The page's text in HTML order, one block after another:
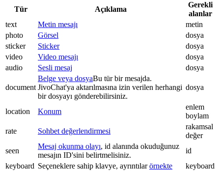
Tür Açıklama
Gerekli
alanlar
text
Metin mesajı
metin
photo
Görsel
dosya
sticker
Sticker
dosya
video
Video mesajı
dosya
audio
Sesli mesaj dosya
document
Belge veya dosyaBu tür bir mesajda.
JivoChat'ya aktarılmasına izin verilen herhangi
bir dosyayı gönderebilirsiniz.
dosya
location Konum
enlem
boylam
rate
Sohbet değerlendirmesi
rakamsal
değer
seen
Mesaj okunma olayı, id alanında okuduğunuz
mesajın ID'sini belirtmelisiniz.
id
keyboard Seçeneklere sahip klavye, ayrıntılarörnekte keyboard